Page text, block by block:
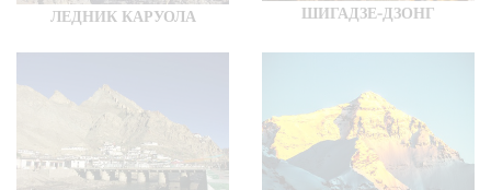
ЛЕДНИК КАРУОЛА ШИГАДЗЕ-ДЗОНГ